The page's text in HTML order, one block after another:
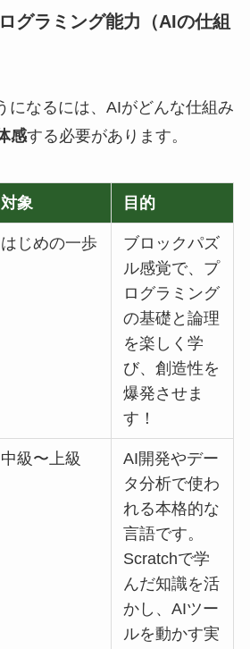
グラミング能力（AIの仕組
になるには、AIがどんな仕組み
感する必要があります。
対象 目的
はじめの一歩
ブロックパズ
ル感覚で、プ
ログラミング
の基礎と論理
を楽しく学
び、創造性を
爆発させま
す！
中級〜上級
AI開発やデー
タ分析で使わ
れる本格的な
言語です。
Scratchで学
んだ知識を活
かし、AIツー
ルを動かす実